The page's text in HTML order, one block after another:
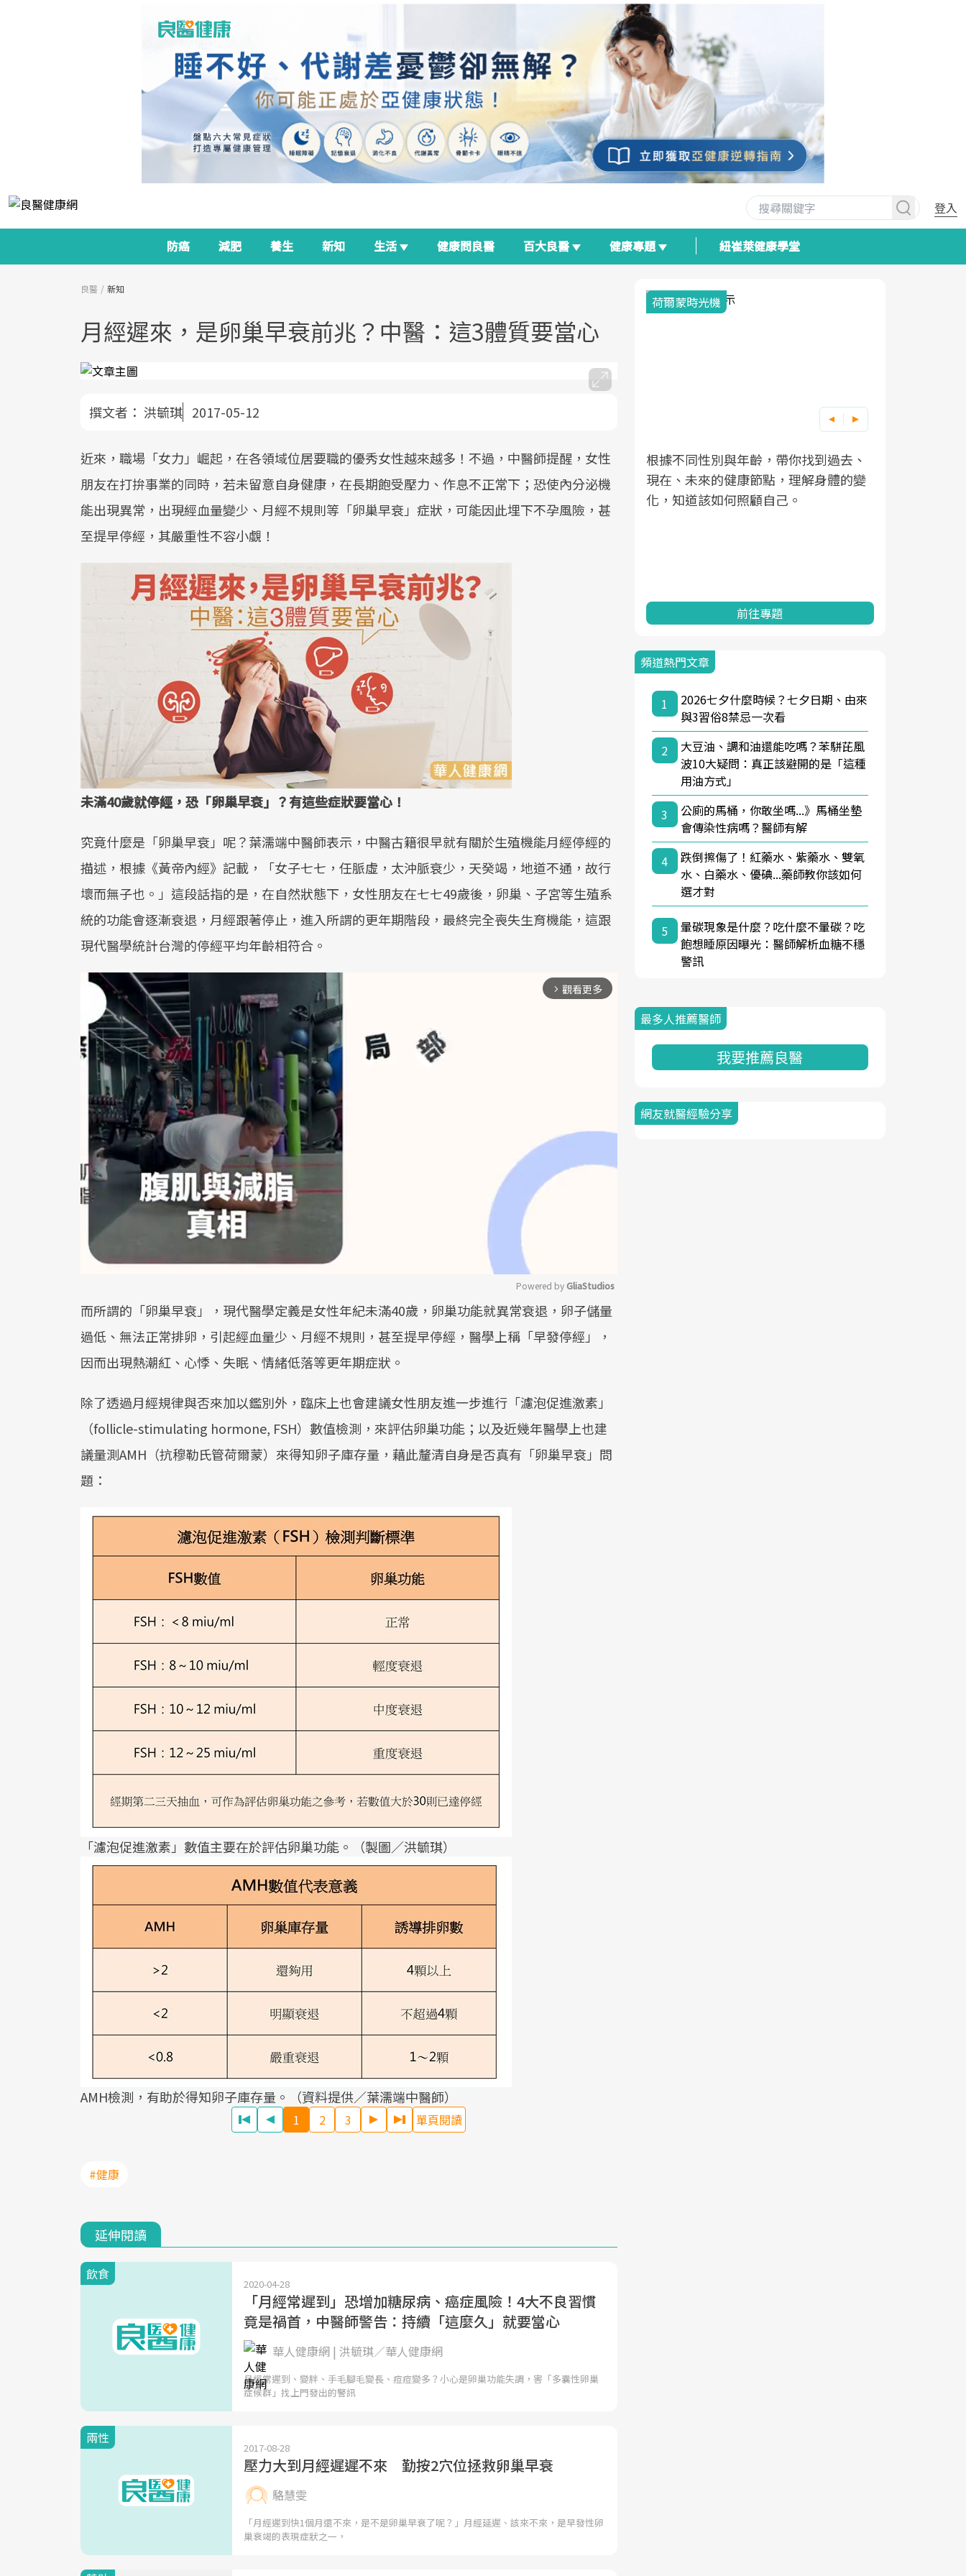
登入
防癌 減肥 養生 新知 生活 健康問良醫 百大良醫 健康專題 紐崔萊健康學堂
良醫 新知
月經遲來，是卵巢早衰前兆？中醫：這3體質要當心
撰文者： 洪毓琪 2017-05-12
近來，職場「女力」崛起，在各領域位居要職的優秀女性越來越多！不過，中醫師提醒，女性
朋友在打拚事業的同時，若未留意自身健康，在長期飽受壓力、作息不正常下；恐使內分泌機
能出現異常，出現經血量變少、月經不規則等「卵巢早衰」症狀，可能因此埋下不孕風險，甚
至提早停經，其嚴重性不容小覷！
未滿40歲就停經，恐「卵巢早衰」？有這些症狀要當心！
究竟什麼是「卵巢早衰」呢？葉濡端中醫師表示，中醫古籍很早就有關於生殖機能月經停經的
描述，根據《黃帝內經》記載，「女子七七，任脈虛，太沖脈衰少，天癸竭，地道不通，故行
壞而無子也。」這段話指的是，在自然狀態下，女性朋友在七七49歲後，卵巢、子宮等生殖系
統的功能會逐漸衰退，月經跟著停止，進入所謂的更年期階段，最終完全喪失生育機能，這跟
現代醫學統計台灣的停經平均年齡相符合。
arrow_forward_ios 觀看更多
Mute
Powered by GliaStudios
而所謂的「卵巢早衰」，現代醫學定義是女性年紀未滿40歲，卵巢功能就異常衰退，卵子儲量
過低、無法正常排卵，引起經血量少、月經不規則，甚至提早停經，醫學上稱「早發停經」，
因而出現熱潮紅、心悸、失眠、情緒低落等更年期症狀。
除了透過月經規律與否來加以鑑別外，臨床上也會建議女性朋友進一步進行「濾泡促進激素」
（follicle-stimulating hormone, FSH）數值檢測，來評估卵巢功能；以及近幾年醫學上也建
議量測AMH（抗穆勒氏管荷爾蒙）來得知卵子庫存量，藉此釐清自身是否真有「卵巢早衰」問
題：
「濾泡促進激素」數值主要在於評估卵巢功能。（製圖／洪毓琪）
AMH檢測，有助於得知卵子庫存量。（資料提供／葉濡端中醫師）
1 2 3 單頁閱讀
#健康
延伸閱讀
飲食
2020-04-28
「月經常遲到」恐增加糖尿病、癌症風險！4大不良習慣
竟是禍首，中醫師警告：持續「這麼久」就要當心
華人健康網 | 洪毓琪／華人健康網
月經常遲到、變胖、手毛腳毛變長、痘痘變多？小心是卵巢功能失調，害「多囊性卵巢
症候群」找上門發出的警訊
兩性
2017-08-28
壓力大到月經遲遲不來 勤按2穴位拯救卵巢早衰
駱慧雯
「月經遲到快1個月還不來，是不是卵巢早衰了呢？」月經延遲、該來不來，是早發性卵
巢衰竭的表現症狀之一，
面對超高齡社會的浪潮，台灣正在快速
邁向「健康照護」的新時代。隨著國家
政策如「健康台灣推動委員會」與「長
照3.0」的推進，「預防醫學」已成全民
療院所的服務，更是民眾了解自身健康
狀況、啟動健康管理的重要起點。
2025年，就到良醫生活祭體驗「一站式
健康新生活」，從講座、體驗到運動，
全面啟動你的健康革命！
良醫健康網從「換季的身體變化」出
發，透過醫學觀點與日常感受的對話，
建立對亞健康的認知，進而引導實際的
改善行動。
荷爾蒙時光機
根據不同性別與年齡，帶你找到過去、
現在、未來的健康節點，理解身體的變
化，知道該如何照顧自己。
前往專題
頻道熱門文章
1
2026七夕什麼時候？七夕日期、由來
與3習俗8禁忌一次看
2
大豆油、調和油還能吃嗎？苯駢芘風
波10大疑問：真正該避開的是「這種
用油方式」
3
公廁的馬桶，你敢坐嗎...》馬桶坐墊
會傳染性病嗎？醫師有解
4
跌倒擦傷了！紅藥水、紫藥水、雙氧
水、白藥水、優碘...藥師教你該如何
選才對
5
暈碳現象是什麼？吃什麼不暈碳？吃
飽想睡原因曝光：醫師解析血糖不穩
警訊
最多人推薦醫師
我要推薦良醫
網友就醫經驗分享